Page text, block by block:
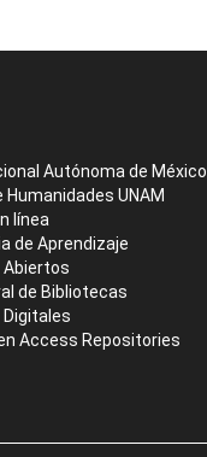
Autónoma de México
UNAM
línea
de Aprendizaje
Abiertos
de Bibliotecas
Digitales
Access Repositories